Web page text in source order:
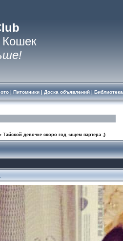
Кошек
| Питомники| Доска объявлений| Библиотека
Тайской девочке скоро год -ищем партера ;)